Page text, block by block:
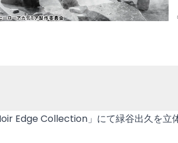
Edge Collection」にて緑谷出久を立